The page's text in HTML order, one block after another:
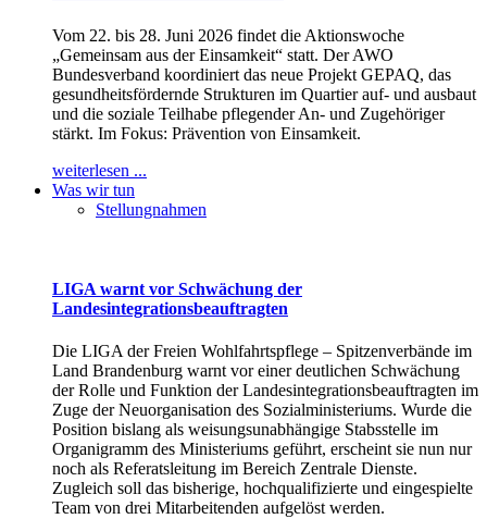
Vom 22. bis 28. Juni 2026 findet die Aktionswoche
„Gemeinsam aus der Einsamkeit“ statt. Der AWO
Bundesverband koordiniert das neue Projekt GEPAQ, das
gesundheitsfördernde Strukturen im Quartier auf- und ausbaut
und die soziale Teilhabe pflegender An- und Zugehöriger
stärkt. Im Fokus: Prävention von Einsamkeit.
weiterlesen ...
Was wir tun
Stellungnahmen
LIGA warnt vor Schwächung der
Landesintegrationsbeauftragten
Die LIGA der Freien Wohlfahrtspflege – Spitzenverbände im
Land Brandenburg warnt vor einer deutlichen Schwächung
der Rolle und Funktion der Landesintegrationsbeauftragten im
Zuge der Neuorganisation des Sozialministeriums. Wurde die
Position bislang als weisungsunabhängige Stabsstelle im
Organigramm des Ministeriums geführt, erscheint sie nun nur
noch als Referatsleitung im Bereich Zentrale Dienste.
Zugleich soll das bisherige, hochqualifizierte und eingespielte
Team von drei Mitarbeitenden aufgelöst werden.